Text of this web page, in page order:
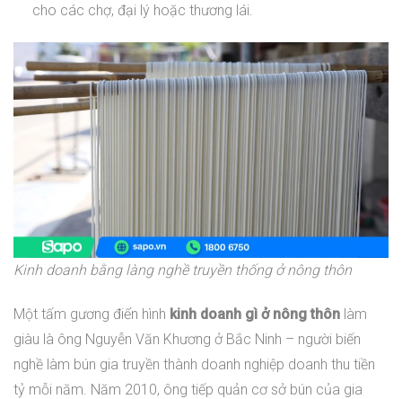
cho các chợ, đại lý hoặc thương lái.
Kinh doanh bằng làng nghề truyền thống ở nông thôn
Một tấm gương điển hình kinh doanh gì ở nông thôn làm
giàu là ông Nguyễn Văn Khương ở Bắc Ninh – người biến
nghề làm bún gia truyền thành doanh nghiệp doanh thu tiền
tỷ mỗi năm. Năm 2010, ông tiếp quản cơ sở bún của gia